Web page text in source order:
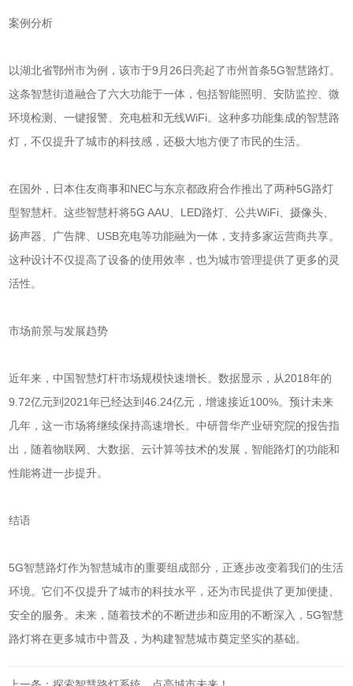
案例分析
以湖北省鄂州市为例，该市于9月26日亮起了市州首条5G智慧路灯。
这条智慧街道融合了六大功能于一体，包括智能照明、安防监控、微
环境检测、一键报警、充电桩和无线WiFi。这种多功能集成的智慧路
灯，不仅提升了城市的科技感，还极大地方便了市民的生活。
在国外，日本住友商事和NEC与东京都政府合作推出了两种5G路灯
型智慧杆。这些智慧杆将5G AAU、LED路灯、公共WiFi、摄像头、
扬声器、广告牌、USB充电等功能融为一体，支持多家运营商共享。
这种设计不仅提高了设备的使用效率，也为城市管理提供了更多的灵
活性。
市场前景与发展趋势
近年来，中国智慧灯杆市场规模快速增长。数据显示，从2018年的
9.72亿元到2021年已经达到46.24亿元，增速接近100%。预计未来
几年，这一市场将继续保持高速增长。中研普华产业研究院的报告指
出，随着物联网、大数据、云计算等技术的发展，智能路灯的功能和
性能将进一步提升。
结语
5G智慧路灯作为智慧城市的重要组成部分，正逐步改变着我们的生活
环境。它们不仅提升了城市的科技水平，还为市民提供了更加便捷、
安全的服务。未来，随着技术的不断进步和应用的不断深入，5G智慧
路灯将在更多城市中普及，为构建智慧城市奠定坚实的基础。